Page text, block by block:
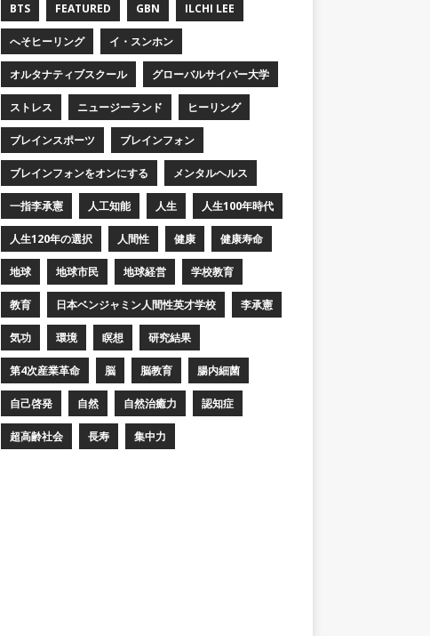
BTS FEATURED GBN ILCHI LEE
へそヒーリング イ・スンホン
オルタナティブスクール グローバルサイバー大学
ストレス ニュージーランド ヒーリング
ブレインスポーツ ブレインフォン
ブレインフォンをオンにする メンタルヘルス
一指李承憲 人工知能 人生 人生100年時代
人生120年の選択 人間性 健康 健康寿命
地球 地球市民 地球経営 学校教育
教育 日本ベンジャミン人間性英才学校 李承憲
気功 環境 瞑想 研究結果
第4次産業革命 脳 脳教育 腸内細菌
自己啓発 自然 自然治癒力 認知症
超高齢社会 長寿 集中力